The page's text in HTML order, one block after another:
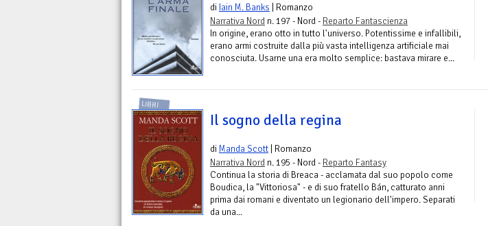
di Iain M. Banks | Romanzo
Narrativa Nord n. 197 - Nord - Reparto Fantascienza
In origine, erano otto in tutto l'universo. Potentissime e infallibili,
erano armi costruite dalla più vasta intelligenza artificiale mai
conosciuta. Usarne una era molto semplice: bastava mirare e...
LIBRI
Il sogno della regina
di Manda Scott | Romanzo
Narrativa Nord n. 195 - Nord - Reparto Fantasy
Continua la storia di Breaca - acclamata dal suo popolo come
Boudica, la "Vittoriosa" - e di suo fratello Bán, catturato anni
prima dai romani e diventato un legionario dell'impero. Separati
da una...